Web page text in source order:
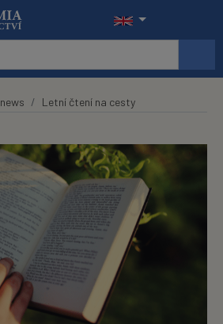
news Letní čtení na cesty